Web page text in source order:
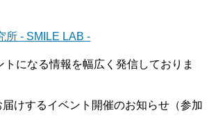
所 - SMILE LAB -
トになる情報を幅広く発信しておりま
けするイベント開催のお知らせ（参加